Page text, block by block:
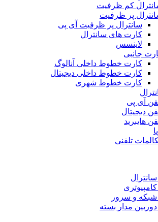
کم ظرفیت
پر ظرفیت
سانترال پر ظرفیت آی پی
کارت های سانترال
لاینسس
جانبی
کارت خطوط داخلی آنالوگ
کارت خطوط داخلی دیجیتال
کارت خطوط شهری
آی پی
دیجیتال
هایبرید
تلفنی
و سرور
مدار بسته